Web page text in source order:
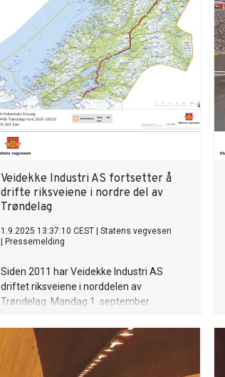
Veidekke Industri AS fortsetter å
drifte riksveiene i nordre del av
Trøndelag
1.9.2025 13:37:10 CEST
Statens vegvesen
Pressemelding
Siden 2011 har Veidekke Industri AS
driftet riksveiene i norddelen av
Trøndelag. Mandag 1. september